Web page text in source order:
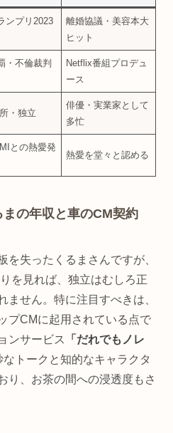
ンプリ2023
離婚協議・美容本大
ヒット
・不倫裁判
Netflix番組プロデュ
ース
・独立
俳優・実業家として
多忙
との熱愛発
熱愛を堂々と認める
の年収と車のCM契約
を失ったくるまさんですが、
を見れば、独立はむしろ正
ません。特に注目すべきは、
プCMに起用されている点で
ンサービス
「だれでもノレ
トークと知的なキャラクタ
り、お茶の間への浸透度もさ